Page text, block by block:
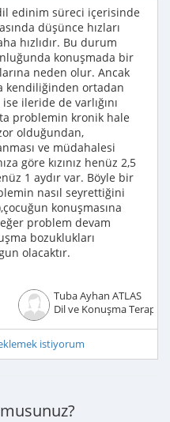
edinim süreci içerisinde
düşünce hızları
hızlıdır. Bu durum
konuşmada bir
neden olur. Ancak
kendiliğinden ortadan
ileride de varlığını
problemin kronik hale
olduğundan,
ve müdahalesi
göre kızınız henüz 2,5
1 aydır var. Böyle bir
nasıl seyrettiğini
konuşmasına
problem devam
bozuklukları
olacaktır.
Tuba Ayhan ATLAS
Dil ve Konuşma Terapisti
istiyorum